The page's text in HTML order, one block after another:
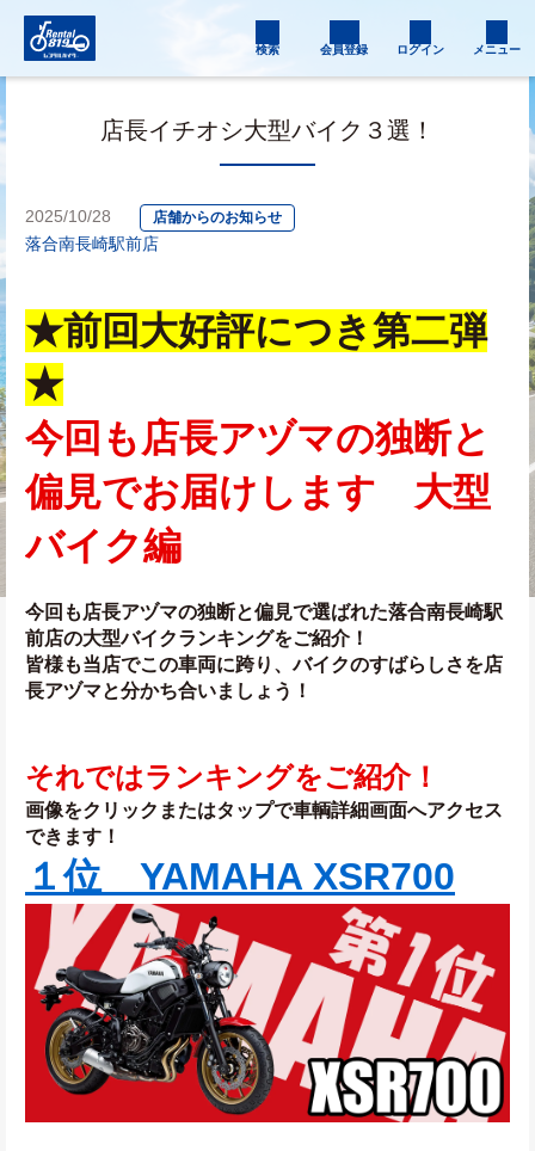
検索 会員登録 ログイン メニュー
店長イチオシ大型バイク３選！
2025/10/28 店舗からのお知らせ
落合南長崎駅前店
★前回大好評につき第二弾
★
今回も店長アヅマの独断と
偏見でお届けします　大型
バイク編
今回も店長アヅマの独断と偏見で選ばれた落合南長崎駅
前店の大型バイクランキングをご紹介！
皆様も当店でこの車両に跨り、バイクのすばらしさを店
長アヅマと分かち合いましょう！
それではランキングをご紹介！
画像をクリックまたはタップで車輌詳細画面へアクセス
できます！
１位　YAMAHA XSR700